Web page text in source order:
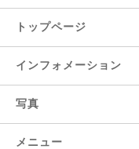
トップページ
インフォメーション
写真
メニュー